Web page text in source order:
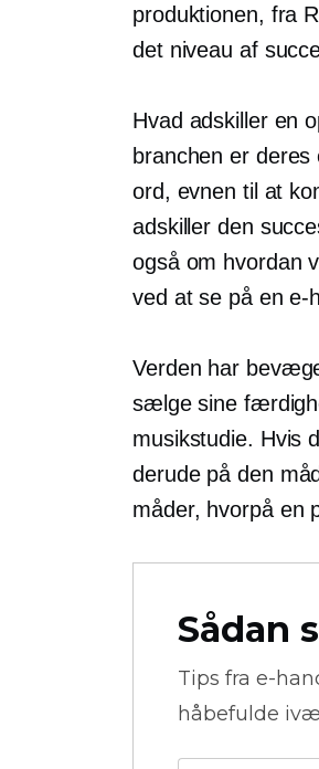
produktionen, fra
det niveau af
Hvad adskiller en
branchen er
ord, evnen til at
adskiller den
også om hvordan
ved at se på en e-
Verden har
sælge sine
musikstudie. Hvis
derude på den
måder, hvorpå en
Sådan
Tips fra e-
håbefulde